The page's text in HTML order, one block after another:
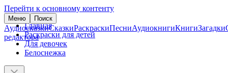
Перейти к основному контенту
Меню Поиск
АудиосказкиСказкиРаскраскиПесниАудиокнигиКнигиЗагадки
редактора
Главная
Раскраски для детей
Для девочек
Белоснежка